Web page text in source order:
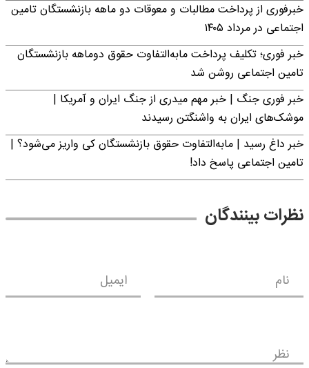
خبرفوری از پرداخت مطالبات و معوقات دو ماهه بازنشستگان تامین
اجتماعی در مرداد ۱۴۰۵
خبر فوری؛ تکلیف پرداخت مابه‌التفاوت حقوق دوماهه بازنشستگان
تامین اجتماعی روشن شد
خبر فوری جنگ | خبر مهم میدری از جنگ ایران و آمریکا |
موشک‌های ایران به واشنگتن رسیدند
خبر داغ رسید | مابه‌التفاوت حقوق بازنشستگان کی واریز می‌شود؟ |
تامین اجتماعی پاسخ داد!
نظرات بینندگان
نام ایمیل
نظر